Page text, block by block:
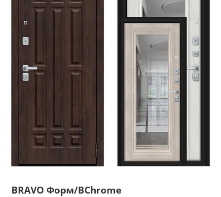
BRAVO Форм/BChrome